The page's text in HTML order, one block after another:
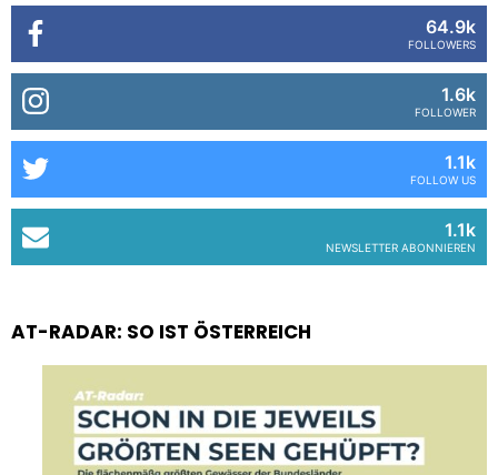
64.9k
FOLLOWERS
1.6k
FOLLOWER
1.1k
FOLLOW US
1.1k
NEWSLETTER ABONNIEREN
AT-RADAR: SO IST ÖSTERREICH